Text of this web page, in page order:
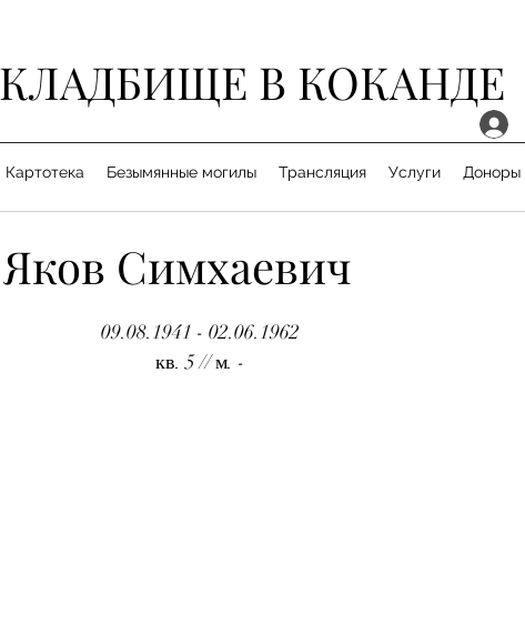
В КОКАНДЕ
Картотека Безымянные могилы Трансляция Услуги Доноры
Симхаевич
09.08.1941 - 02.06.1962
кв. 5 // м. -